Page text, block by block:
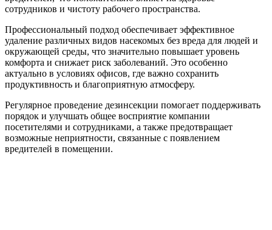
сотрудников и чистоту рабочего пространства.
Профессиональный подход обеспечивает эффективное
удаление различных видов насекомых без вреда для людей и
окружающей среды, что значительно повышает уровень
комфорта и снижает риск заболеваний. Это особенно
актуально в условиях офисов, где важно сохранить
продуктивность и благоприятную атмосферу.
Регулярное проведение дезинсекции помогает поддерживать
порядок и улучшать общее восприятие компании
посетителями и сотрудниками, а также предотвращает
возможные неприятности, связанные с появлением
вредителей в помещении.